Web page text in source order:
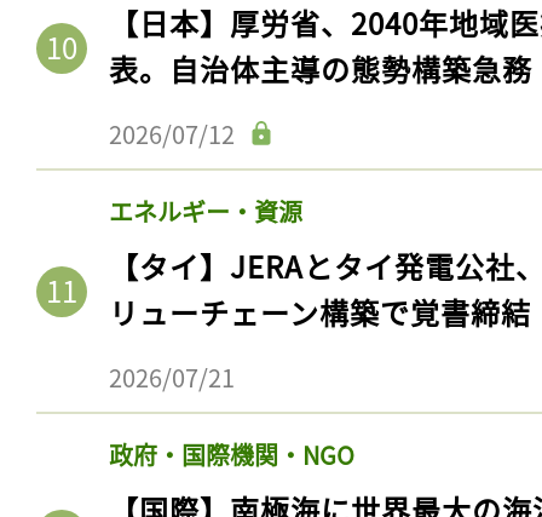
【日本】厚労省、2040年地域
表。自治体主導の態勢構築急務
2026/07/12
エネルギー・資源
【タイ】JERAとタイ発電公社
リューチェーン構築で覚書締結
2026/07/21
政府・国際機関・NGO
記事をお気に入りに
ログイン
会員登録